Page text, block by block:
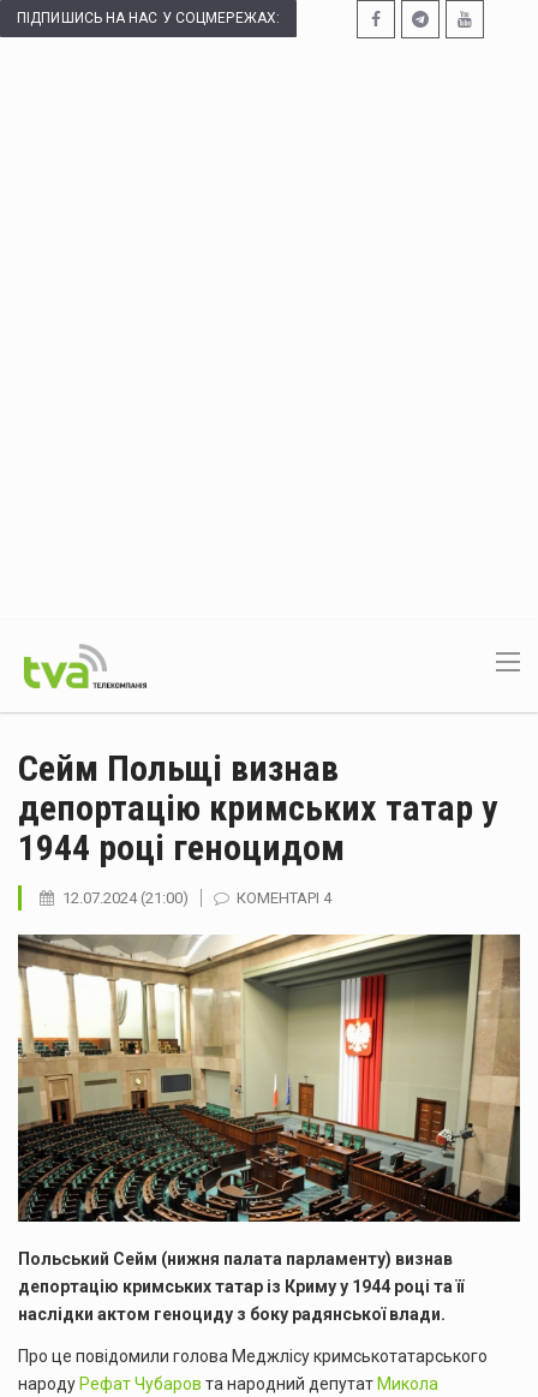
ПІДПИШИСЬ НА НАС У СОЦМЕРЕЖАХ:
Сейм Польщі визнав
депортацію кримських татар у
1944 році геноцидом
12.07.2024 (21:00) КОМЕНТАРІ 4
Польський Сейм (нижня палата парламенту) визнав
депортацію кримських татар із Криму у 1944 році та її
наслідки актом геноциду з боку радянської влади.
Про це повідомили голова Меджлісу кримськотатарського
народу Рефат Чубаров та народний депутат Микола